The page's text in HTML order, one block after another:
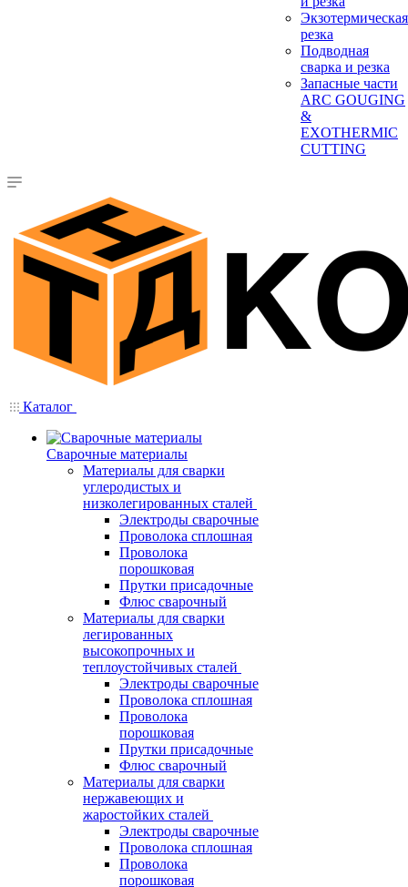
Экзотермическая
резка
Подводная
сварка и резка
Запасные части
ARC GOUGING
&
EXOTHERMIC
CUTTING
Каталог
Сварочные материалы
Материалы для сварки
углеродистых и
низколегированных сталей
Электроды сварочные
Проволока сплошная
Проволока
порошковая
Прутки присадочные
Флюс сварочный
Материалы для сварки
легированных
высокопрочных и
теплоустойчивых сталей
Электроды сварочные
Проволока сплошная
Проволока
порошковая
Прутки присадочные
Флюс сварочный
Материалы для сварки
нержавеющих и
жаростойких сталей
Электроды сварочные
Проволока сплошная
Проволока
порошковая